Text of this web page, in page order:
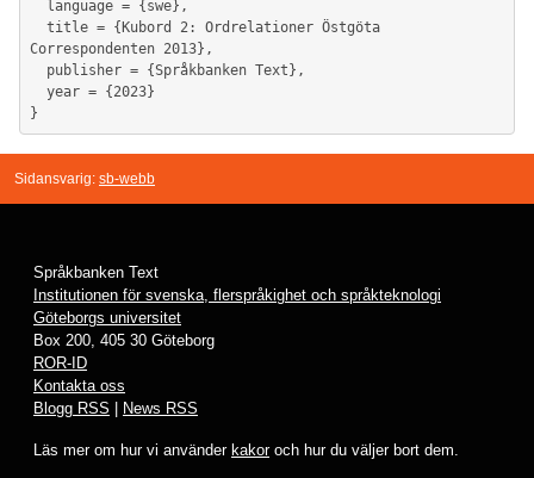
Correspondenten 2013},
}
Sidansvarig: sb-webb
Språkbanken Text
Institutionen för svenska, flerspråkighet och språkteknologi
Göteborgs universitet
Box 200, 405 30 Göteborg
ROR-ID
Kontakta oss
Blogg RSS
News RSS
Läs mer om hur vi använder kakoroch hur du väljer bort dem.